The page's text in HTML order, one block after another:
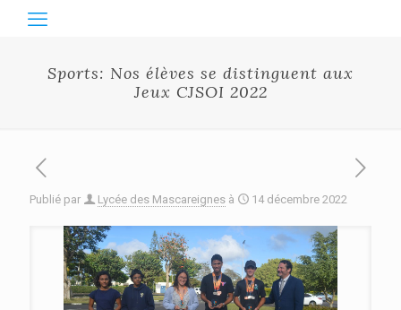
Sports: Nos élèves se distinguent aux
Jeux CJSOI 2022
Publié par Lycée des Mascareignes à 14 décembre 2022